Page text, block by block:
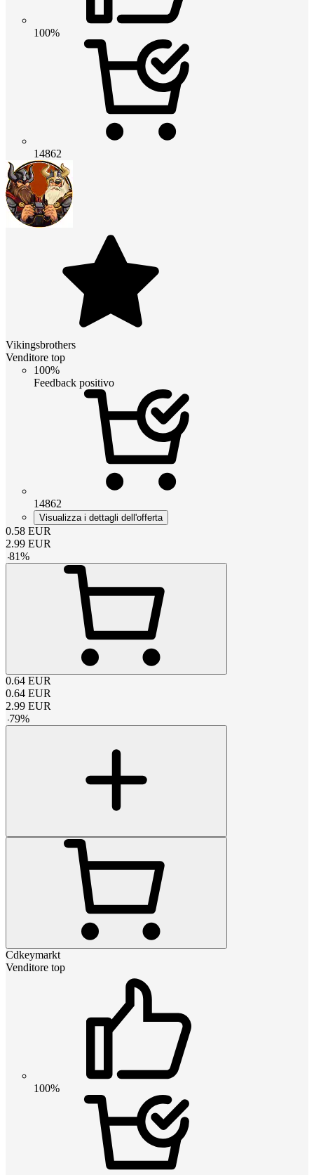
100%
14862
Vikingsbrothers
Venditore top
100%
Feedback positivo
14862
Visualizza i dettagli dell'offerta
0.58 EUR
2.99 EUR
-81%
0.64 EUR
0.64 EUR
2.99 EUR
-79%
Cdkeymarkt
Venditore top
100%